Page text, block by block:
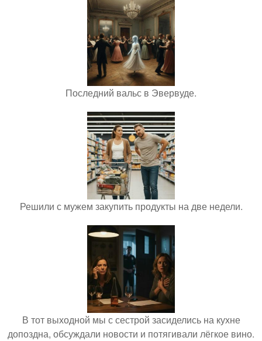
Последний вальс в Эвервуде.
Решили с мужем закупить продукты на две недели.
В тот выходной мы с сестрой засиделись на кухне
допоздна, обсуждали новости и потягивали лёгкое вино.